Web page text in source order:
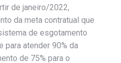
de janeiro/2022,
da meta contratual que
de esgotamento
para atender 90% da
de 75% para o